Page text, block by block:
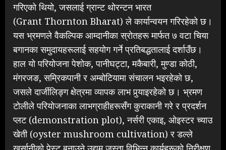
गरिएको थियो, जसलाई ग्रान्ट थोरन्टन भारत
(Grant Thornton Bharat) ले कार्यान्वयन गरिरहेको छ।
यस भ्रमणले वैकल्पिक आम्दानीका स्रोतहरू मार्फत ७ वटा चिया
बगानका समुदायहरूलाई सहयोग गर्ने प्रतिबद्धतालाई दर्शाउँछ।
हाल यो परियोजना पेशोक, पानीघट्टा, मकैबारी, मुण्डा कोठी,
मंगरजङ, सम्रिकपानी र अम्बोटियामा संचालन भइरहेको छ,
जसले दार्जीलिङ्ग क्षेत्रमा व्यापक लाभ पुर्‍याइरहेको छ। भ्रमण
टोलीले परियोजनाका लाभग्राहीहरूसँग कुराकानी गरे र प्रदर्शन
प्लट (demonstration plot), नर्सरी एकाइ, ओइस्टर च्याउ
खेती (oyster mushroom cultivation) र डल्ले